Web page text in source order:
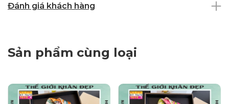
Đánh giá khách hàng
Sản phẩm cùng loại